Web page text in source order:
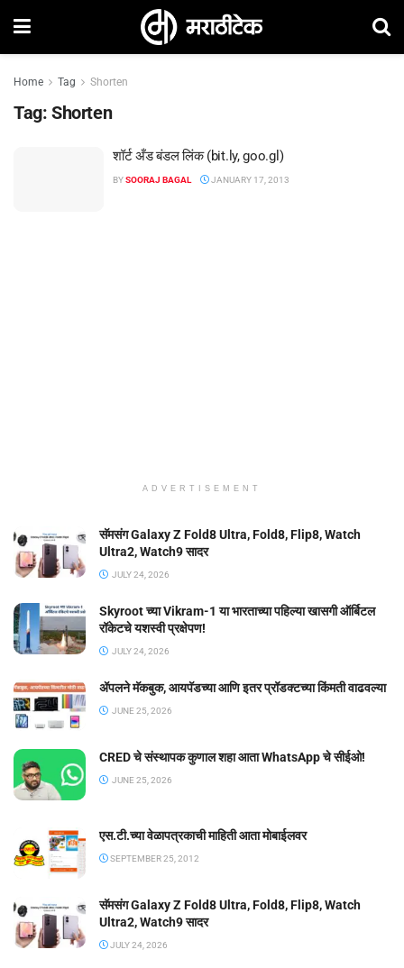
Home Tag Shorten
Tag: Shorten
शॉर्ट अँड बंडल लिंक (bit.ly, goo.gl)
BYSOORAJ BAGAL JANUARY 17, 2013
ADVERTISEMENT
सॅमसंग Galaxy Z Fold8 Ultra, Fold8, Flip8, Watch
Ultra2, Watch9 सादर
JULY 24, 2026
Skyroot च्या Vikram-1 या भारताच्या पहिल्या खासगी ऑर्बिटल
रॉकेटचे यशस्वी प्रक्षेपण!
JULY 24, 2026
ॲपलने मॅकबुक, आयपॅडच्या आणि इतर प्रॉडक्टच्या किंमती वाढवल्या
JUNE 25, 2026
CRED चे संस्थापक कुणाल शहा आता WhatsApp चे सीईओ!
JUNE 25, 2026
एस.टी.च्या वेळापत्रकाची माहिती आता मोबाईलवर
SEPTEMBER 25, 2012
सॅमसंग Galaxy Z Fold8 Ultra, Fold8, Flip8, Watch
Ultra2, Watch9 सादर
JULY 24, 2026